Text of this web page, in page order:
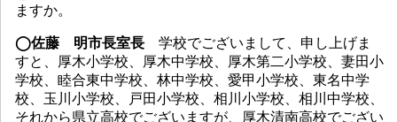
ますか。
◯佐藤 明市長室長 学校でございまして、申し上げま
すと、厚木小学校、厚木中学校、厚木第二小学校、妻田小
学校、睦合東中学校、林中学校、愛甲小学校、東名中学
校、玉川小学校、戸田小学校、相川小学校、相川中学校、
それから県立高校でございますが、厚木清南高校でござい